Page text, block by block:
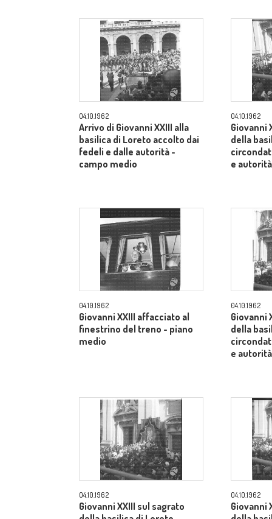
04.10.1962
Arrivo di Giovanni XXIII alla
basilica di Loreto accolto dai
fedeli e dalle autorità -
campo medio
04.10.1962
Giovanni
della
e
04.10.1962
Giovanni XXIII affacciato al
finestrino del treno - piano
medio
04.10.1962
Giovanni
della
e
04.10.1962
Giovanni XXIII sul sagrato
04.10.1962
Giovanni